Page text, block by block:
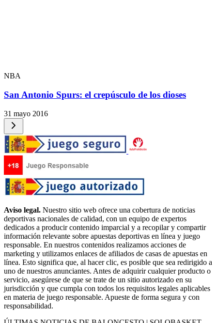
NBA
San Antonio Spurs: el crepúsculo de los dioses
31 mayo 2016
Aviso legal. Nuestro sitio web ofrece una cobertura de noticias
deportivas nacionales de calidad, con un equipo de expertos
dedicados a producir contenido imparcial y a recopilar y compartir
información relevante sobre apuestas deportivas en línea y juego
responsable. En nuestros contenidos realizamos acciones de
marketing y utilizamos enlaces de afiliados de casas de apuestas en
línea. Esto significa que, al hacer clic, es posible que sea redirigido a
uno de nuestros anunciantes. Antes de adquirir cualquier producto o
servicio, asegúrese de que se trate de un sitio autorizado en su
jurisdicción y que cumpla con todos los requisitos legales aplicables
en materia de juego responsable. Apueste de forma segura y con
responsabilidad.